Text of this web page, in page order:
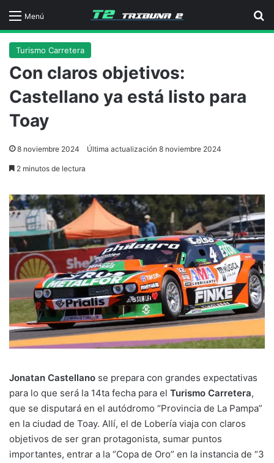
Menú
Turismo Carretera
Con claros objetivos:
Castellano ya está listo para
Toay
8 noviembre 2024 Última actualización 8 noviembre 2024
2 minutos de lectura
Jonatan Castellano se prepara con grandes expectativas
para lo que será la 14ta fecha para el Turismo Carretera,
que se disputará en el autódromo “Provincia de La Pampa”
en la ciudad de Toay. Allí, el de Lobería viaja con claros
objetivos de ser gran protagonista, sumar puntos
importantes, entrar a la “Copa de Oro” en la instancia de “3